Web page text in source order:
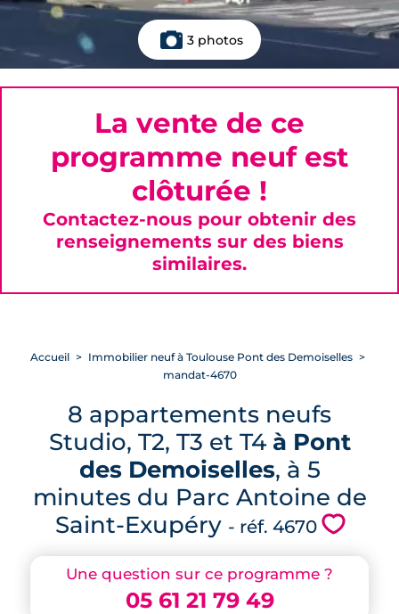
3 photos
Une question sur ce programme ?
05 61 21 79 49
Accueil
Immobilier neuf à Toulouse Pont des Demoiselles
mandat-4670
8 appartements neufs
Studio, T2, T3 et T4 à Pont
des Demoiselles, à 5
minutes du Parc Antoine de
Saint-Exupéry - réf. 4670 💗
La vente de ce
programme neuf est
clôturée !
Contactez-nous pour obtenir des
renseignements sur des biens
similaires.